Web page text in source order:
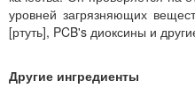
уровней загрязняющих
[ртуть], PCB's диоксины и
Другие ингредиенты